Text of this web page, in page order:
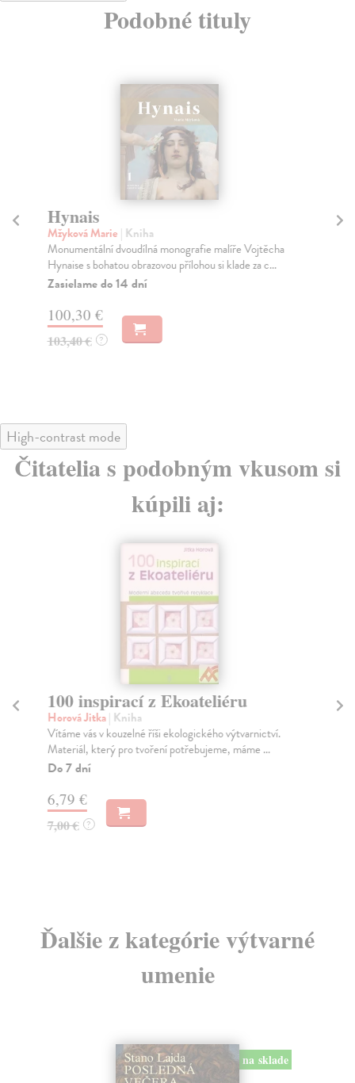
Podobné tituly
Hynais
Mžyková Marie | Kniha
Monumentální dvoudílná monografie malíře Vojtěcha
Hynaise s bohatou obrazovou přílohou si klade za c...
Zasielame do 14 dní
100,30 €
103,40 € ?
High-contrast mode
Čitatelia s podobným vkusom si
kúpili aj:
100 inspirací z Ekoateliéru
Horová Jitka| Kniha
Vítáme vás v kouzelné říši ekologického výtvarnictví.
Materiál, který pro tvoření potřebujeme, máme ...
Do 7 dní
6,79 €
7,00 € ?
Ďalšie z kategórie výtvarné
umenie
na sklade